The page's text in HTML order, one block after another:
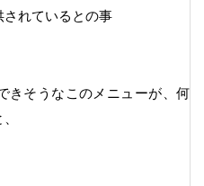
されているとの事
きそうなこのメニューが、何